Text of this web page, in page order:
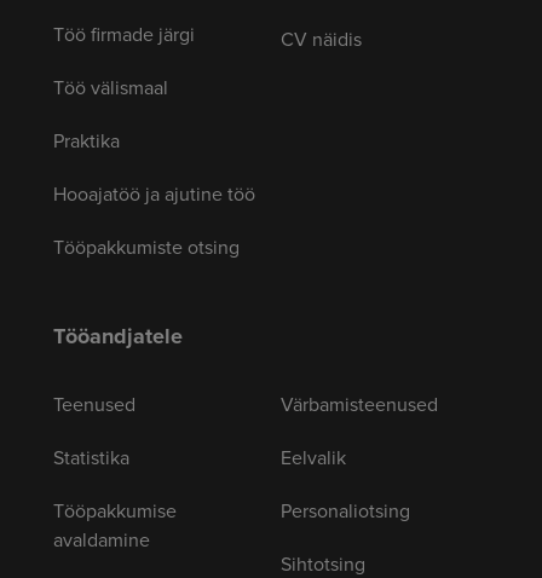
Töö firmade järgi
Töö välismaal
Praktika
Hooajatöö ja ajutine töö
Tööpakkumiste otsing
CV näidis
Tööandjatele
Teenused
Statistika
Tööpakkumise
avaldamine
Värbamisteenused
Eelvalik
Personaliotsing
Sihtotsing